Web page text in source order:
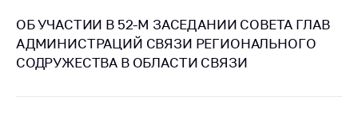
Сообщить о росте
цен на товары
Сообщить о росте
ОБ УЧАСТИИ В 52-М ЗАСЕДАНИИ СОВЕТА ГЛАВ
АДМИНИСТРАЦИЙ СВЯЗИ РЕГИОНАЛЬНОГО
СОДРУЖЕСТВА В ОБЛАСТИ СВЯЗИ